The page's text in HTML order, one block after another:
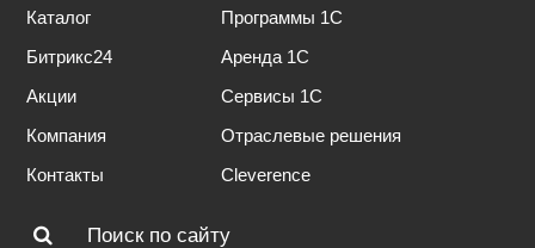
Каталог
Битрикс24
Акции
Компания
Контакты
Программы 1С
Аренда 1С
Сервисы 1С
Отраслевые решения
Cleverence